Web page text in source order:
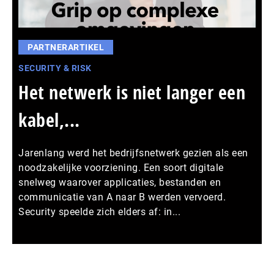
PARTNERARTIKEL
SECURITY & RISK
Het netwerk is niet langer een
kabel,...
Jarenlang werd het bedrijfsnetwerk gezien als een
noodzakelijke voorziening. Een soort digitale
snelweg waarover applicaties, bestanden en
communicatie van A naar B werden vervoerd.
Security speelde zich elders af: in...